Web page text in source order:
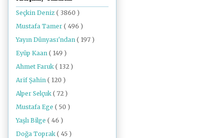
Seçkin Deniz ( 3860 )
Mustafa Tamer ( 496 )
Yayın Dünyası'ndan ( 197 )
Eyüp Kaan ( 149 )
Ahmet Faruk ( 132 )
Arif Şahin ( 120 )
Alper Selçuk ( 72 )
Mustafa Ege ( 50 )
Yaşlı Bilge ( 46 )
Doğa Toprak ( 45 )